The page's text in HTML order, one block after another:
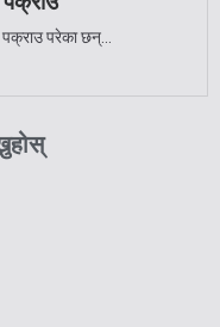
पक्राउ परेका छन्...